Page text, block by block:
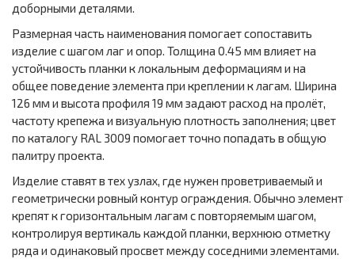
доборными деталями.
Размерная часть наименования помогает сопоставить
изделие с шагом лаг и опор. Толщина 0.45 мм влияет на
устойчивость планки к локальным деформациям и на
общее поведение элемента при креплении к лагам. Ширина
126 мм и высота профиля 19 мм задают расход на пролёт,
частоту крепежа и визуальную плотность заполнения; цвет
по каталогу RAL 3009 помогает точно попадать в общую
палитру проекта.
Изделие ставят в тех узлах, где нужен проветриваемый и
геометрически ровный контур ограждения. Обычно элемент
крепят к горизонтальным лагам с повторяемым шагом,
контролируя вертикаль каждой планки, верхнюю отметку
ряда и одинаковый просвет между соседними элементами.